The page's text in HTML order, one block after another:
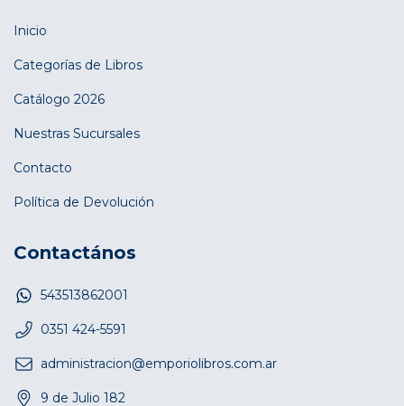
Inicio
Categorías de Libros
Catálogo 2026
Nuestras Sucursales
Contacto
Política de Devolución
Contactános
543513862001
0351 424-5591
administracion@emporiolibros.com.ar
9 de Julio 182